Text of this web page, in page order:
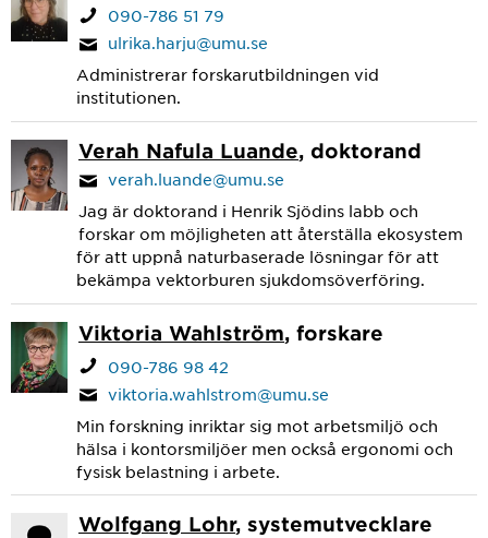
090-786 51 79
ulrika.harju@umu.se
Administrerar forskarutbildningen vid
institutionen.
Verah Nafula Luande, doktorand
verah.luande@umu.se
Jag är doktorand i Henrik Sjödins labb och
forskar om möjligheten att återställa ekosystem
för att uppnå naturbaserade lösningar för att
bekämpa vektorburen sjukdomsöverföring.
Viktoria Wahlström, forskare
090-786 98 42
viktoria.wahlstrom@umu.se
Min forskning inriktar sig mot arbetsmiljö och
hälsa i kontorsmiljöer men också ergonomi och
fysisk belastning i arbete.
Wolfgang Lohr, systemutvecklare